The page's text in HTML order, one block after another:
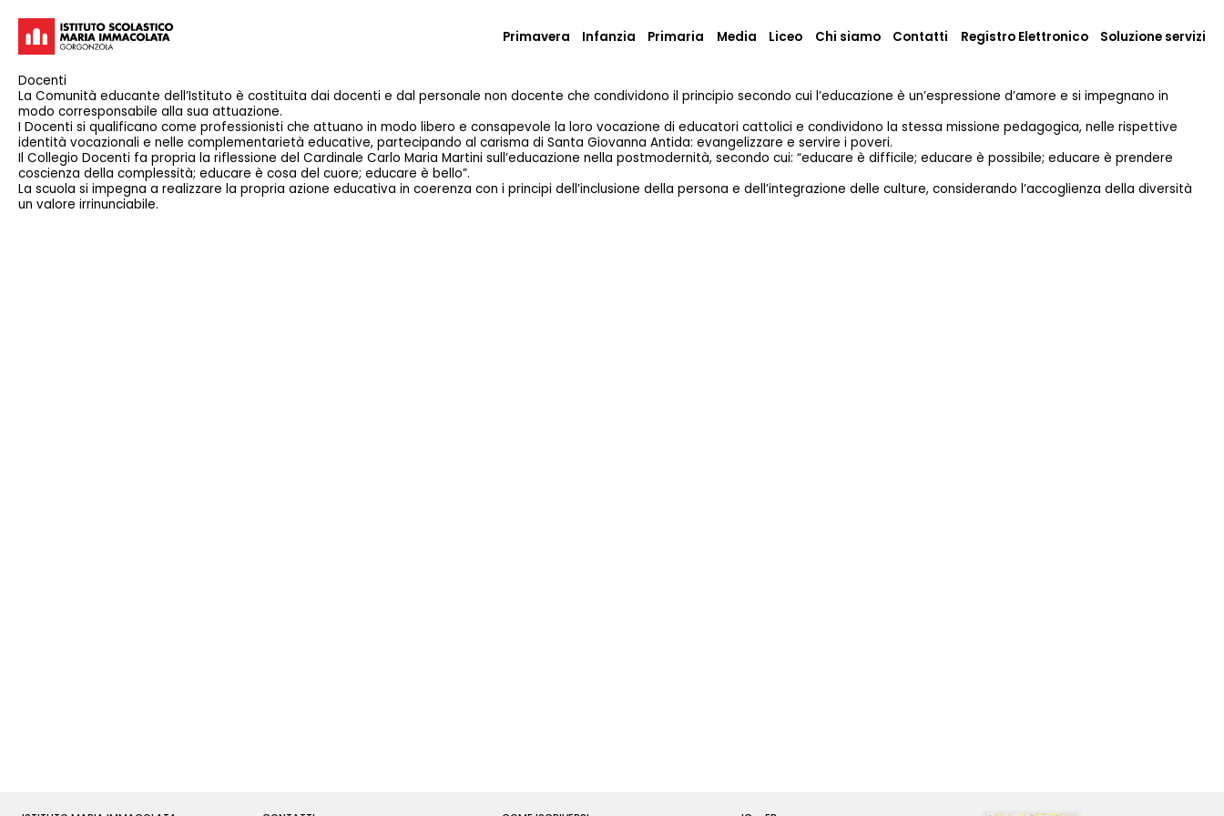
Primavera Infanzia Primaria Media Liceo Chi siamo Contatti Registro Elettronico Soluzione servizi
Docenti
La Comunità educante dell’Istituto è costituita dai docenti e dal personale non docente che condividono il principio secondo cui l’educazione è un’espressione d’amore e si impegnano in
modo corresponsabile alla sua attuazione.
I Docenti si qualificano come professionisti che attuano in modo libero e consapevole la loro vocazione di educatori cattolici e condividono la stessa missione pedagogica, nelle rispettive
identità vocazionali e nelle complementarietà educative, partecipando al carisma di Santa Giovanna Antida: evangelizzare e servire i poveri.
Il Collegio Docenti fa propria la riflessione del Cardinale Carlo Maria Martini sull’educazione nella postmodernità, secondo cui: “educare è difficile; educare è possibile; educare è prendere
coscienza della complessità; educare è cosa del cuore; educare è bello”.
La scuola si impegna a realizzare la propria azione educativa in coerenza con i principi dell’inclusione della persona e dell’integrazione delle culture, considerando l’accoglienza della diversità
un valore irrinunciabile.